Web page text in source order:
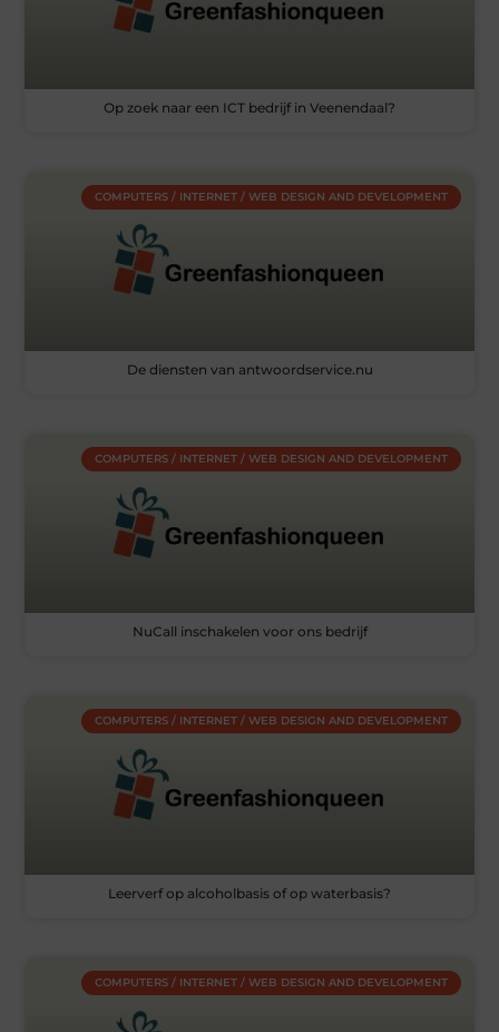
Op zoek naar een ICT bedrijf in Veenendaal?
COMPUTERS / INTERNET / WEB DESIGN AND DEVELOPMENT
De diensten van antwoordservice.nu
COMPUTERS / INTERNET / WEB DESIGN AND DEVELOPMENT
NuCall inschakelen voor ons bedrijf
COMPUTERS / INTERNET / WEB DESIGN AND DEVELOPMENT
Leerverf op alcoholbasis of op waterbasis?
COMPUTERS / INTERNET / WEB DESIGN AND DEVELOPMENT